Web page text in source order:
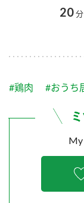
スープ
ふりかけ
炊き込み
かおりの蔵
つゆ
納豆のサイト
企
ミツカンを知る
水
お客様相
お客様の声をい
販売終了製品のご
20分
#鶏肉 #おうち
My